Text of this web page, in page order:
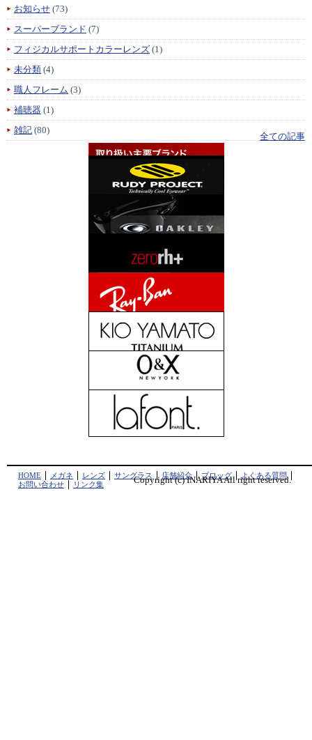
お知らせ (73)
スーパーブランド (7)
フィジカルサポートカラーレンズ (1)
未分類 (4)
職人フレーム (3)
補聴器 (1)
雑記 (80)
全ての記事
HOME メガネ レンズ サングラス 店舗紹介 ブロッグ
よくある質問
お問い合わせ
リンク集 Copyright (c) INARIYA All right reserved.